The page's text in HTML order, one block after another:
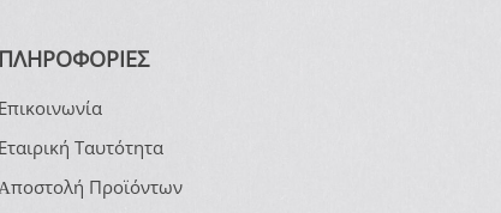
ΠΛΗΡΟΦΟΡΙΕΣ
Επικοινωνία
Εταιρική Ταυτότητα
Aποστολή Προϊόντων